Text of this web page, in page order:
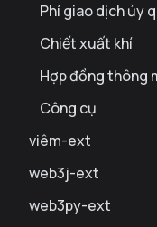
Phí giao dịch ủy
Chiết xuất khí
Hợp đồng thông
Công cụ
viêm-ext
web3j-ext
web3py-ext